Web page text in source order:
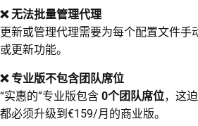
❌ 无法批量管理代理
更新或管理代理需要为每个配置文件
或更新功能。
❌ 专业版不包含团队席位
“实惠的”专业版包含 0个团队席位，这
都必须升级到€159/月的商业版。